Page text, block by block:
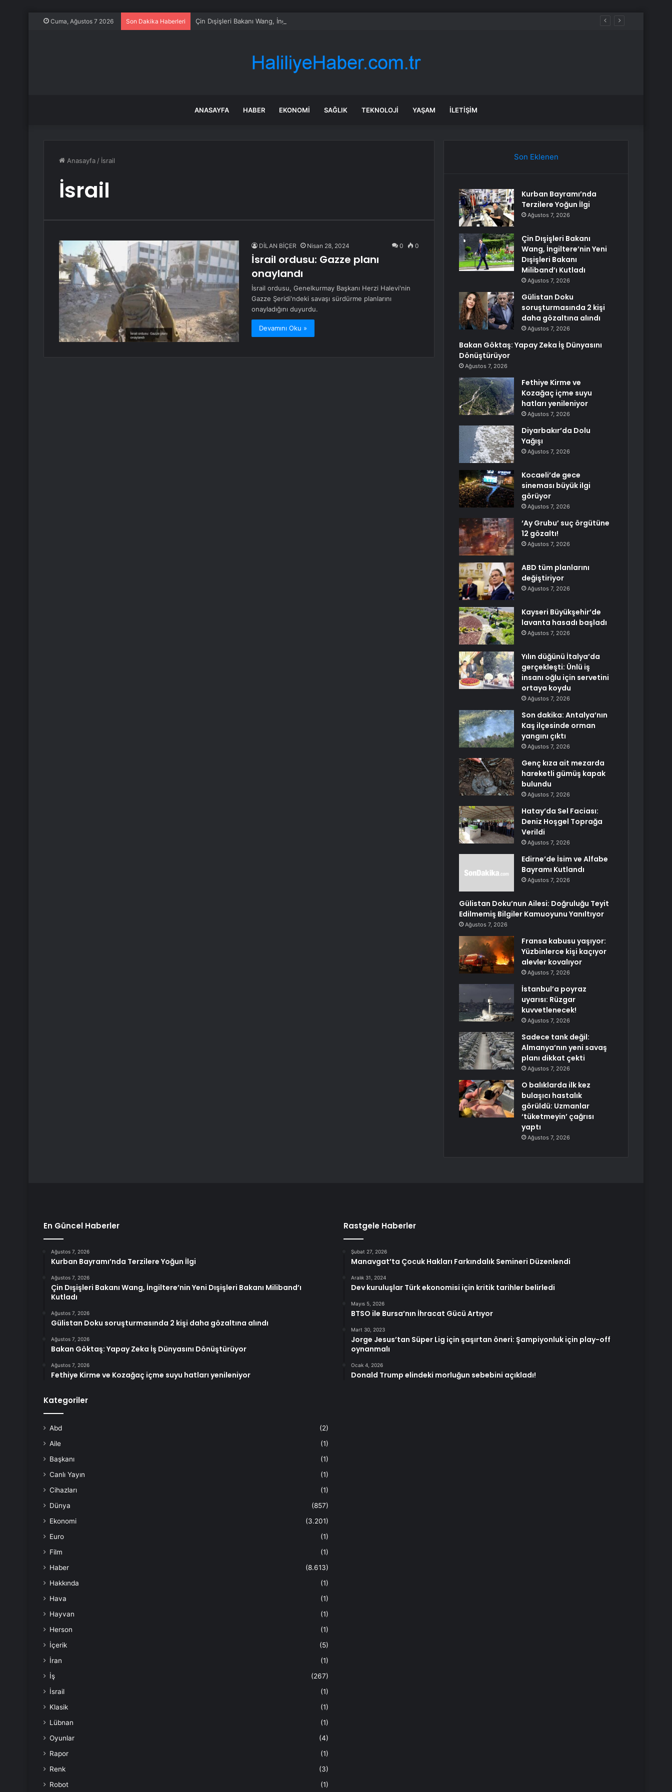
Cuma, Ağustos 7 2026 Son Dakika Haberleri Çin Dışişleri Bakanı Wang, İngiltere’nin Yeni Dışişleri Bakanı Miliband’ı Kutladı
ANASAYFA HABER EKONOMI SAĞLIK TEKNOLOJI YAŞAM İLETIŞIM
Anasayfa / İsrail
İsrail
DİLAN BİÇER Nisan 28, 2024 0 0
İsrail ordusu: Gazze planı
onaylandı
İsrail ordusu, Genelkurmay Başkanı Herzi Halevi'nin
Gazze Şeridi'ndeki savaşı sürdürme planlarını
onayladığını duyurdu.
Devamını Oku »
Son Eklenen
Kurban Bayramı’nda
Terzilere Yoğun İlgi
Ağustos 7, 2026
Çin Dışişleri Bakanı
Wang, İngiltere’nin Yeni
Dışişleri Bakanı
Miliband’ı Kutladı
Ağustos 7, 2026
Gülistan Doku
soruşturmasında 2 kişi
daha gözaltına alındı
Ağustos 7, 2026
Bakan Göktaş: Yapay Zeka İş Dünyasını
Dönüştürüyor
Ağustos 7, 2026
Fethiye Kirme ve
Kozağaç içme suyu
hatları yenileniyor
Ağustos 7, 2026
Diyarbakır’da Dolu
Yağışı
Ağustos 7, 2026
Kocaeli’de gece
sineması büyük ilgi
görüyor
Ağustos 7, 2026
‘Ay Grubu’ suç örgütüne
12 gözaltı!
Ağustos 7, 2026
ABD tüm planlarını
değiştiriyor
Ağustos 7, 2026
Kayseri Büyükşehir’de
lavanta hasadı başladı
Ağustos 7, 2026
Yılın düğünü İtalya’da
gerçekleşti: Ünlü iş
insanı oğlu için servetini
ortaya koydu
Ağustos 7, 2026
Son dakika: Antalya’nın
Kaş ilçesinde orman
yangını çıktı
Ağustos 7, 2026
Genç kıza ait mezarda
hareketli gümüş kapak
bulundu
Ağustos 7, 2026
Hatay’da Sel Faciası:
Deniz Hoşgel Toprağa
Verildi
Ağustos 7, 2026
Edirne’de İsim ve Alfabe
Bayramı Kutlandı
Ağustos 7, 2026
Gülistan Doku’nun Ailesi: Doğruluğu Teyit
Edilmemiş Bilgiler Kamuoyunu Yanıltıyor
Ağustos 7, 2026
Fransa kabusu yaşıyor:
Yüzbinlerce kişi kaçıyor
alevler kovalıyor
Ağustos 7, 2026
İstanbul’a poyraz
uyarısı: Rüzgar
kuvvetlenecek!
Ağustos 7, 2026
Sadece tank değil:
Almanya’nın yeni savaş
planı dikkat çekti
Ağustos 7, 2026
O balıklarda ilk kez
bulaşıcı hastalık
görüldü: Uzmanlar
‘tüketmeyin’ çağrısı
yaptı
Ağustos 7, 2026
En Güncel Haberler
Ağustos 7, 2026
Kurban Bayramı’nda Terzilere Yoğun İlgi
Ağustos 7, 2026
Çin Dışişleri Bakanı Wang, İngiltere’nin Yeni Dışişleri Bakanı Miliband’ı
Kutladı
Ağustos 7, 2026
Gülistan Doku soruşturmasında 2 kişi daha gözaltına alındı
Ağustos 7, 2026
Bakan Göktaş: Yapay Zeka İş Dünyasını Dönüştürüyor
Ağustos 7, 2026
Fethiye Kirme ve Kozağaç içme suyu hatları yenileniyor
Kategoriler
Abd
(2)
Aile
(1)
Başkanı
(1)
Canlı Yayın
(1)
Cihazları
(1)
Dünya
(857)
Ekonomi
(3.201)
Euro
(1)
Film
(1)
Haber
(8.613)
Hakkında
(1)
Hava
(1)
Hayvan
(1)
Herson
(1)
İçerik
(5)
İran
(1)
İş
(267)
İsrail
(1)
Klasik
(1)
Lübnan
(1)
Oyunlar
(4)
Rapor
(1)
Renk
(3)
Robot
(1)
Rastgele Haberler
Şubat 27, 2026
Manavgat’ta Çocuk Hakları Farkındalık Semineri Düzenlendi
Aralık 31, 2024
Dev kuruluşlar Türk ekonomisi için kritik tarihler belirledi
Mayıs 5, 2026
BTSO ile Bursa’nın İhracat Gücü Artıyor
Mart 30, 2023
Jorge Jesus’tan Süper Lig için şaşırtan öneri: Şampiyonluk için play-off
oynanmalı
Ocak 4, 2026
Donald Trump elindeki morluğun sebebini açıkladı!